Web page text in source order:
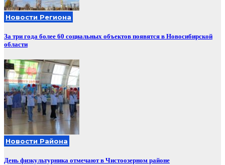
Новости Региона
За три года более 60 социальных объектов появятся в Новосибирской
области
Новости Района
День физкультурника отмечают в Чистоозерном районе